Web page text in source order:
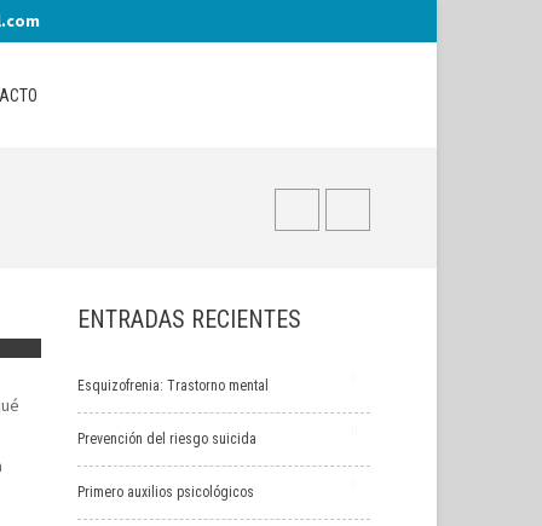
ENTRADAS RECIENTES
Esquizofrenia: Trastorno mental
Prevención del riesgo suicida
Primero auxilios psicológicos